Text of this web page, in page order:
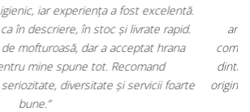
și produse dinfarmacia veterinară
și soluții de îngrijire. Este foarte
tot ce am nevoie pentru animalul meu
Livrarea a fost rapidă, iar produsele au fost
Magazin serios, bine organizat și foarte util
orice stăpân de animale.